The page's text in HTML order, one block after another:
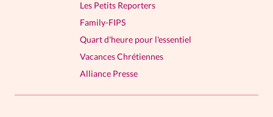
Les Petits Reporters
Family-FIPS
Quart d'heure pour l'essentiel
Vacances Chrétiennes
Alliance Presse